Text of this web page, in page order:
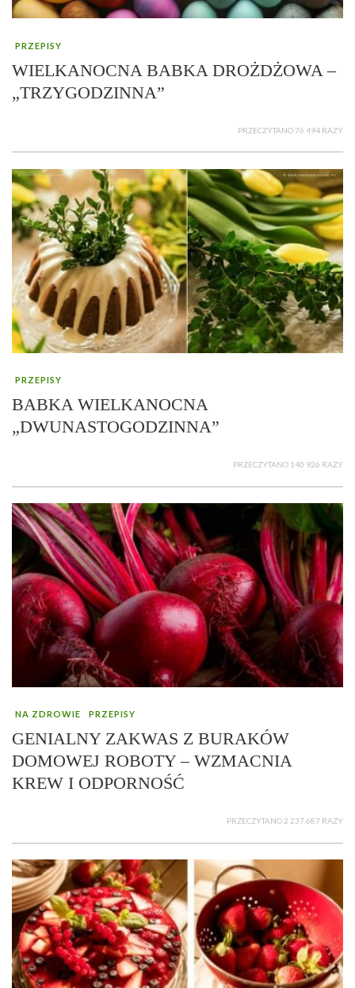
PRZEPISY
WIELKANOCNA BABKA DROŻDŻOWA –
„TRZYGODZINNA”
PRZECZYTANO 76 494 RAZY
PRZEPISY
BABKA WIELKANOCNA
„DWUNASTOGODZINNA”
PRZECZYTANO 140 926 RAZY
NA ZDROWIE PRZEPISY
GENIALNY ZAKWAS Z BURAKÓW
DOMOWEJ ROBOTY – WZMACNIA
KREW I ODPORNOŚĆ
PRZECZYTANO 2 237 687 RAZY